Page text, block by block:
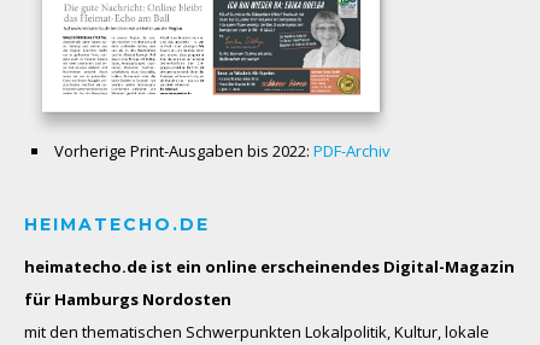
Vorherige Print-Ausgaben bis 2022: PDF-Archiv
HEIMATECHO.DE
heimatecho.de ist ein online erscheinendes Digital-Magazin
für Hamburgs Nordosten
mit den thematischen Schwerpunkten Lokalpolitik, Kultur, lokale